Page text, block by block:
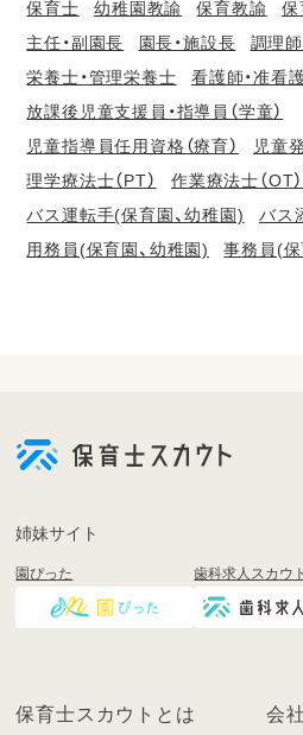
保育士 幼稚園教諭 保育教諭 保
主任・副園長
園長・施設長
調理
栄養士・管理栄養士
看護師・准看
放課後児童支援員・指導員（学童）
児童指導員任用資格（療育）
児童
理学療法士（PT）
作業療法士（OT）
バス運転手(保育園、幼稚園)
バス
用務員(保育園、幼稚園)
事務員(保
登
く
ン
姉妹サイト
園ぴった 歯科求人スカウト
保育士スカウトとは 会